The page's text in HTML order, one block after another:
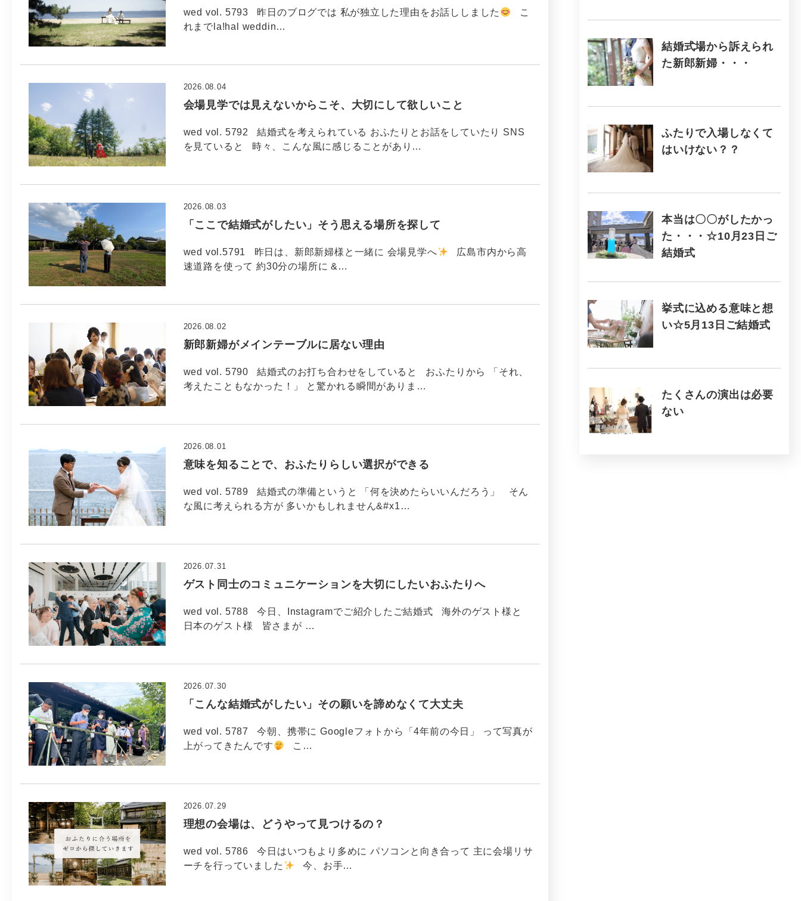
wed vol. 5793 昨日のブログでは 私が独立した理由をお話ししました
こ
れまでla!hal weddin…
会場見学では見えないからこそ、大切にして欲しいこと
2026.08.04
wed vol. 5792 結婚式を考えられている おふたりとお話をしていたり SNS
を見ていると 時々、こんな風に感じることがあり…
「ここで結婚式がしたい」そう思える場所を探して
2026.08.03
wed vol.5791 昨日は、新郎新婦様と一緒に 会場見学へ
広島市内から高
速道路を使って 約30分の場所に &…
新郎新婦がメインテーブルに居ない理由
2026.08.02
wed vol. 5790 結婚式のお打ち合わせをしていると おふたりから 「それ、
考えたこともなかった！」 と驚かれる瞬間がありま…
意味を知ることで、おふたりらしい選択ができる
2026.08.01
wed vol. 5789 結婚式の準備というと 「何を決めたらいいんだろう」 そん
な風に考えられる方が 多いかもしれません&#x1…
ゲスト同士のコミュニケーションを大切にしたいおふたりへ
2026.07.31
wed vol. 5788 今日、Instagramでご紹介したご結婚式 海外のゲスト様と
日本のゲスト様 皆さまが …
「こんな結婚式がしたい」その願いを諦めなくて大丈夫
2026.07.30
wed vol. 5787 今朝、携帯に Googleフォトから「4年前の今日」 って写真が
上がってきたんです
こ…
理想の会場は、どうやって見つけるの？
2026.07.29
wed vol. 5786 今日はいつもより多めに パソコンと向き合って 主に会場リサ
ーチを行っていました
今、お手…
結婚式場から訴えられ
た新郎新婦・・・
ふたりで入場しなくて
はいけない？？
本当は〇〇がしたかっ
た・・・☆10月23日ご
結婚式
挙式に込める意味と想
い☆5月13日ご結婚式
たくさんの演出は必要
ない